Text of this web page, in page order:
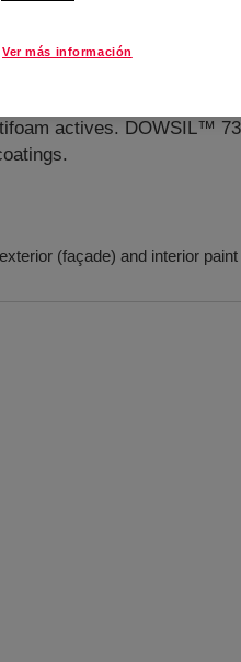
actives. DOWSIL™
(façade) and interior
Ver más información